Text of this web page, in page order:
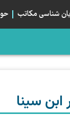
شناسی مکاتب
یا دو روی یک...
سینا